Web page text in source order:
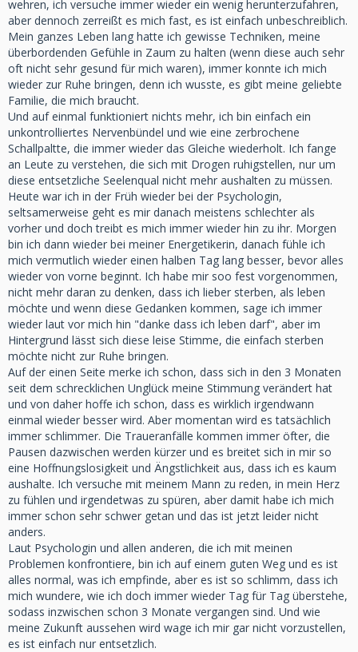
wehren, ich versuche immer wieder ein wenig herunterzufahren,
aber dennoch zerreißt es mich fast, es ist einfach unbeschreiblich.
Mein ganzes Leben lang hatte ich gewisse Techniken, meine
überbordenden Gefühle in Zaum zu halten (wenn diese auch sehr
oft nicht sehr gesund für mich waren), immer konnte ich mich
wieder zur Ruhe bringen, denn ich wusste, es gibt meine geliebte
Familie, die mich braucht.
Und auf einmal funktioniert nichts mehr, ich bin einfach ein
unkontrolliertes Nervenbündel und wie eine zerbrochene
Schallpaltte, die immer wieder das Gleiche wiederholt. Ich fange
an Leute zu verstehen, die sich mit Drogen ruhigstellen, nur um
diese entsetzliche Seelenqual nicht mehr aushalten zu müssen.
Heute war ich in der Früh wieder bei der Psychologin,
seltsamerweise geht es mir danach meistens schlechter als
vorher und doch treibt es mich immer wieder hin zu ihr. Morgen
bin ich dann wieder bei meiner Energetikerin, danach fühle ich
mich vermutlich wieder einen halben Tag lang besser, bevor alles
wieder von vorne beginnt. Ich habe mir soo fest vorgenommen,
nicht mehr daran zu denken, dass ich lieber sterben, als leben
möchte und wenn diese Gedanken kommen, sage ich immer
wieder laut vor mich hin "danke dass ich leben darf", aber im
Hintergrund lässt sich diese leise Stimme, die einfach sterben
möchte nicht zur Ruhe bringen.
Auf der einen Seite merke ich schon, dass sich in den 3 Monaten
seit dem schrecklichen Unglück meine Stimmung verändert hat
und von daher hoffe ich schon, dass es wirklich irgendwann
einmal wieder besser wird. Aber momentan wird es tatsächlich
immer schlimmer. Die Traueranfälle kommen immer öfter, die
Pausen dazwischen werden kürzer und es breitet sich in mir so
eine Hoffnungslosigkeit und Ängstlichkeit aus, dass ich es kaum
aushalte. Ich versuche mit meinem Mann zu reden, in mein Herz
zu fühlen und irgendetwas zu spüren, aber damit habe ich mich
immer schon sehr schwer getan und das ist jetzt leider nicht
anders.
Laut Psychologin und allen anderen, die ich mit meinen
Problemen konfrontiere, bin ich auf einem guten Weg und es ist
alles normal, was ich empfinde, aber es ist so schlimm, dass ich
mich wundere, wie ich doch immer wieder Tag für Tag überstehe,
sodass inzwischen schon 3 Monate vergangen sind. Und wie
meine Zukunft aussehen wird wage ich mir gar nicht vorzustellen,
es ist einfach nur entsetzlich.